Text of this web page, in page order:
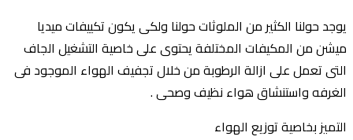
يوجد حولنا الكثير من الملوثات حولنا ولكى يكون تكييفات ميديا
ميشن من المكيفات المختلفة يحتوى على خاصية التشغيل الجاف
التى تعمل على ازالة الرطوبة من خلال تجفيف الهواء الموجود فى
الغرفه واستنشاق هواء نظيف وصحى .
التميز بخاصية توزيع الهواء